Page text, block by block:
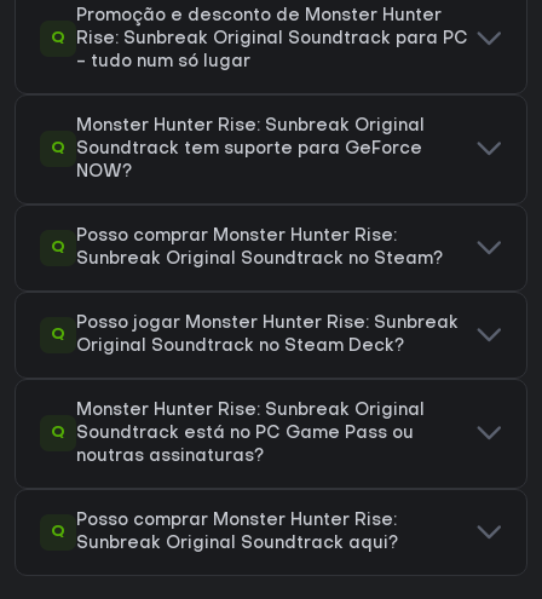
Q
Promoção e desconto de Monster Hunter
Rise: Sunbreak Original Soundtrack para PC
- tudo num só lugar
Q
Monster Hunter Rise: Sunbreak Original
Soundtrack tem suporte para GeForce
NOW?
Q
Posso comprar Monster Hunter Rise:
Sunbreak Original Soundtrack no Steam?
Q
Posso jogar Monster Hunter Rise: Sunbreak
Original Soundtrack no Steam Deck?
Q
Monster Hunter Rise: Sunbreak Original
Soundtrack está no PC Game Pass ou
noutras assinaturas?
Q
Posso comprar Monster Hunter Rise:
Sunbreak Original Soundtrack aqui?